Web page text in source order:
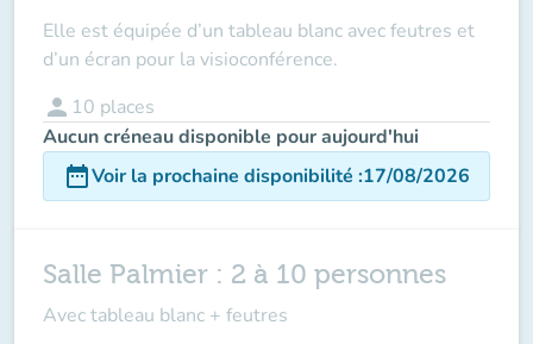
Elle est équipée d’un tableau blanc avec feutres et
d’un écran pour la visioconférence.
person 10 places
Aucun créneau disponible pour aujourd'hui
date_rangeVoir la prochaine disponibilité :17/08/2026
Salle Palmier : 2 à 10 personnes
Avec tableau blanc + feutres